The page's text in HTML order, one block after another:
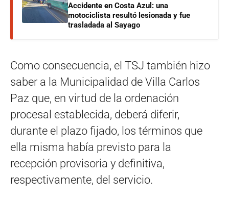
Accidente en Costa Azul: una
motociclista resultó lesionada y fue
trasladada al Sayago
Como consecuencia, el TSJ también hizo
saber a la Municipalidad de Villa Carlos
Paz que, en virtud de la ordenación
procesal establecida, deberá diferir,
durante el plazo fijado, los términos que
ella misma había previsto para la
recepción provisoria y definitiva,
respectivamente, del servicio.